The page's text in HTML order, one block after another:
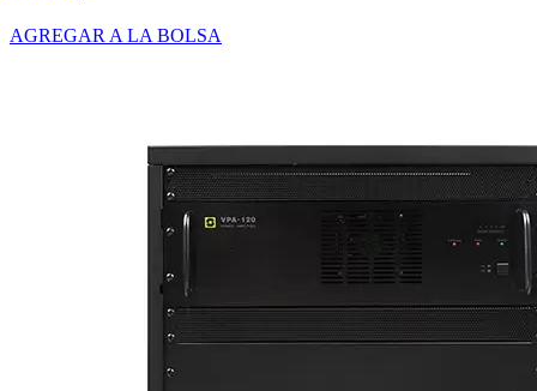
AGREGAR A LA BOLSA